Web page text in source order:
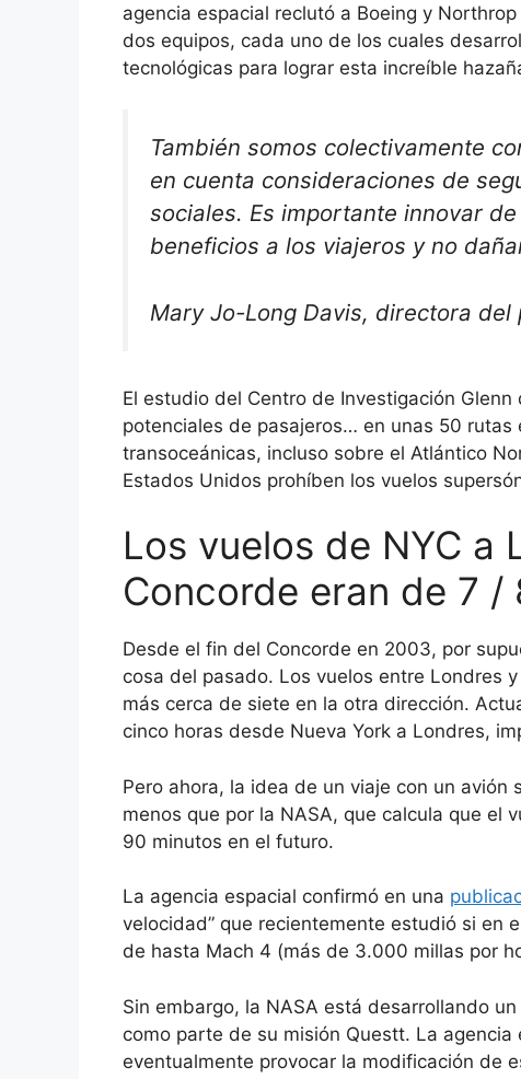
agencia espacial reclutó a Boeing y
dos equipos, cada uno de los cuales
tecnológicas para lograr esta increíble
También somos colectivamente
en cuenta consideraciones de
sociales. Es importante innovar
beneficios a los viajeros y no
Mary Jo-Long Davis, directora del
El estudio del Centro de Investigación
potenciales de pasajeros… en unas 50
transoceánicas, incluso sobre el Atlántico
Estados Unidos prohíben los vuelos
Los vuelos de NYC a
Concorde eran de 7 /
Desde el fin del Concorde en 2003, por
cosa del pasado. Los vuelos entre Londres
más cerca de siete en la otra dirección.
cinco horas desde Nueva York a Londres,
Pero ahora, la idea de un viaje con un
menos que por la NASA, que calcula que el
90 minutos en el futuro.
La agencia espacial confirmó en una
velocidad” que recientemente estudió si en
de hasta Mach 4 (más de 3.000 millas por
Sin embargo, la NASA está desarrollando
como parte de su misión Questt. La
eventualmente provocar la modificación de